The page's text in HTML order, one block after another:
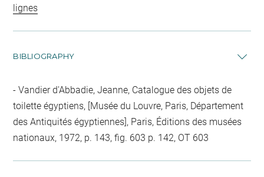
lignes
BIBLIOGRAPHY
Vandier d'Abbadie, Jeanne, Catalogue des objets de
toilette égyptiens, [Musée du Louvre, Paris, Département
des Antiquités égyptiennes], Paris, Éditions des musées
nationaux, 1972, p. 143, fig. 603 p. 142, OT 603